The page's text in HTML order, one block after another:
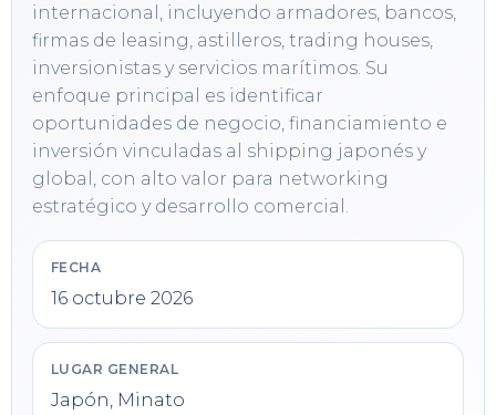
internacional, incluyendo armadores, bancos,
firmas de leasing, astilleros, trading houses,
inversionistas y servicios marítimos. Su
enfoque principal es identificar
oportunidades de negocio, financiamiento e
inversión vinculadas al shipping japonés y
global, con alto valor para networking
estratégico y desarrollo comercial.
FECHA
16 octubre 2026
LUGAR GENERAL
Japón, Minato